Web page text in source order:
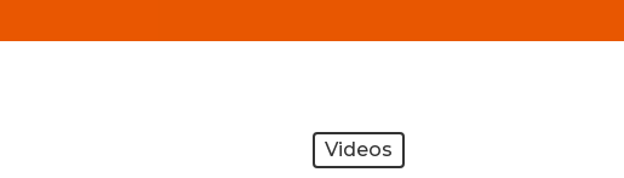
Videos